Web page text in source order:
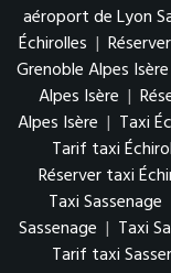
aéroport de Lyon
Échirolles |
Grenoble Alpes Isère
Alpes Isère |
Alpes Isère | Taxi
Tarif taxi
Réserver taxi
Taxi Sassenage
Sassenage | Taxi
Tarif taxi